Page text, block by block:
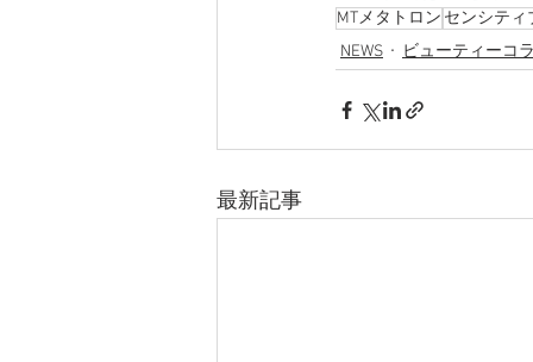
MTメタトロン センシティ
NEWS
ビューティーコ
最新記事